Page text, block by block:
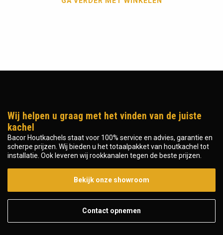
Wij helpen u graag met het vinden van de juiste
kachel
Bacor Houtkachels staat voor 100% service en advies, garantie en
scherpe prijzen. Wij bieden u het totaalpakket van houtkachel tot
installatie. Ook leveren wij rookkanalen tegen de beste prijzen.
Bekijk onze showroom
Contact opnemen